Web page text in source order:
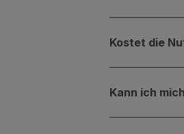
Kostet die
Kann ich